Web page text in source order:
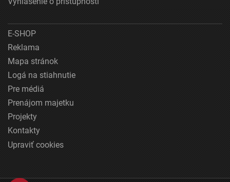
E-SHOP
Reklama
Mapa stránok
Logá na stiahnutie
Pre médiá
Prenájom majetku
Projekty
Kontakty
Upraviť cookies